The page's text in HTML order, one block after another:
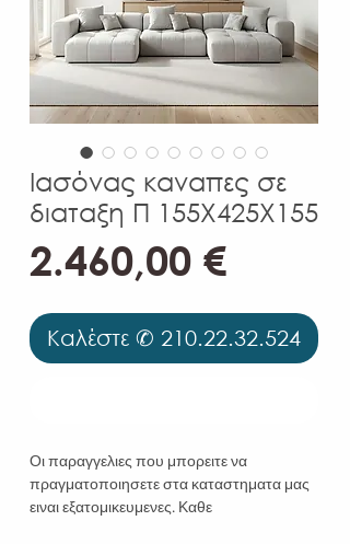
Ιασόνας καναπες σε
διαταξη Π 155X425X155
2.460,00 €Τιμή
Καλέστε ✆ 210.22.32.524
Οι παραγγελιες που μπορειτε να
πραγματοποιησετε στα καταστηματα μας
ειναι εξατομικευμενες. Καθε